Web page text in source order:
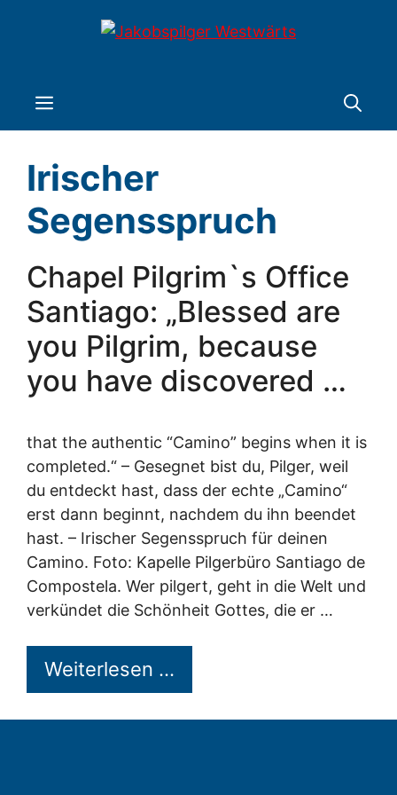
Menü
Irischer
Segensspruch
Chapel Pilgrim`s Office
Santiago: „Blessed are
you Pilgrim, because
you have discovered …
that the authentic “Camino” begins when it is
completed.“ – Gesegnet bist du, Pilger, weil
du entdeckt hast, dass der echte „Camino“
erst dann beginnt, nachdem du ihn beendet
hast. – Irischer Segensspruch für deinen
Camino. Foto: Kapelle Pilgerbüro Santiago de
Compostela. Wer pilgert, geht in die Welt und
verkündet die Schönheit Gottes, die er …
Weiterlesen …